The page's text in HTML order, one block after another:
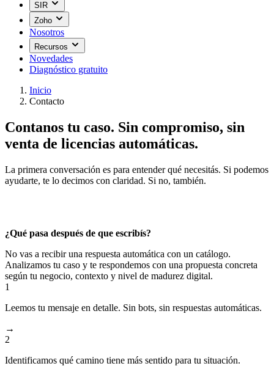
SIR
Zoho
Nosotros
Recursos
Novedades
Diagnóstico gratuito
Inicio
Contacto
Contanos tu caso. Sin compromiso, sin
venta de licencias automáticas.
La primera conversación es para entender qué necesitás. Si podemos
ayudarte, te lo decimos con claridad. Si no, también.
¿Qué pasa después de que escribís?
No vas a recibir una respuesta automática con un catálogo.
Analizamos tu caso y te respondemos con una propuesta concreta
según tu negocio, contexto y nivel de madurez digital.
1
Leemos tu mensaje en detalle. Sin bots, sin respuestas automáticas.
→
2
Identificamos qué camino tiene más sentido para tu situación.